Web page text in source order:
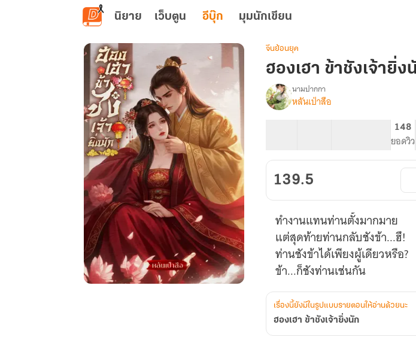
ข้ามไปยังเนื้อหาหลัก
นิยาย เว็บตูน อีบุ๊ก มุมนักเขียน
จีนย้อนยุค
ฮองเฮา ข้าชังเจ้ายิ่ง
เรื่อง
ฮองเฮา
ยิ่ง
นัก
นามปากกา
หลันเป่าสือ
148
ยอดวิว
139.5
ทำงานแทนท่านตั้งมากมาย
แต่สุดท้ายท่านกลับชังข้า...ฮึ!
ท่านชังข้าได้เพียงผู้เดียวหรือ?
ข้า...ก็ชังท่านเช่นกัน
เรื่องนี้ยังมีในรูปแบบรายตอนให้อ่านด้วยนะ
ฮองเฮา ข้าชังเจ้ายิ่งนัก